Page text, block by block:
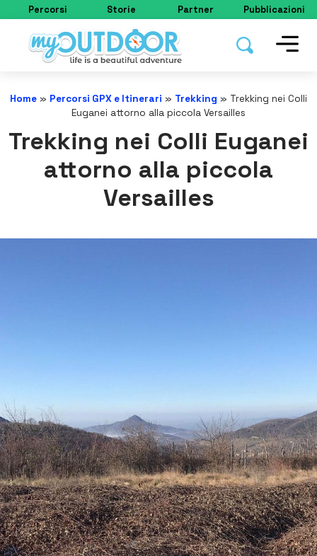
Percorsi Storie Partner Pubblicazioni
Home » Percorsi GPX e Itinerari » Trekking » Trekking nei Colli
Euganei attorno alla piccola Versailles
Trekking nei Colli Euganei
attorno alla piccola
Versailles